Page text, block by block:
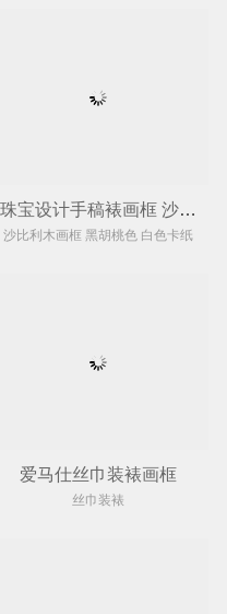
珠宝设计手稿裱画框 沙比利木黑胡桃色
沙比利木画框 黑胡桃色 白色卡纸
爱马仕丝巾装裱画框
丝巾装裱